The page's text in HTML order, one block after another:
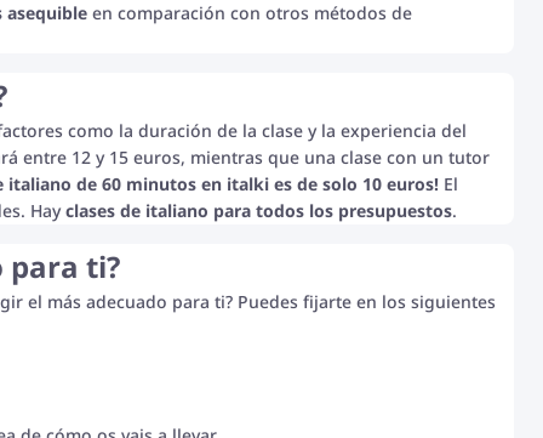
asequible en comparación con otros métodos de
como la duración de la clase y la experiencia del
entre 12 y 15 euros, mientras que una clase con un tutor
italiano de 60 minutos en italki es de solo 10 euros! El
Hayclases de italiano para todos los presupuestos.
para ti?
el más adecuado para ti? Puedes fijarte en los siguientes